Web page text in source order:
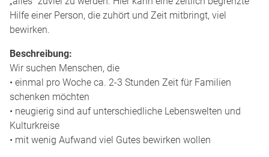
Hilfe einer Person, die zuhört und Zeit mitbringt, viel
bewirken.
Beschreibung:
Wir suchen Menschen, die
• einmal pro Woche ca. 2-3 Stunden Zeit für Familien
schenken möchten
• neugierig sind auf unterschiedliche Lebenswelten und
Kulturkreise
• mit wenig Aufwand viel Gutes bewirken wollen